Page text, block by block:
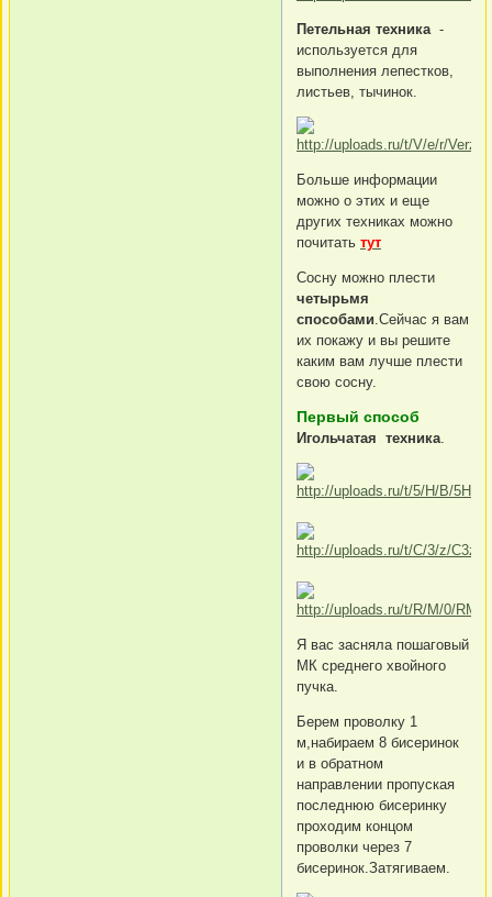
Петельная техника -
используется для
выполнения лепестков,
листьев, тычинок.
Больше информации
можно о этих и еще
других техниках можно
почитать тут
Сосну можно плести
четырьмя
способами .Сейчас я вам
их покажу и вы решите
каким вам лучше плести
свою сосну.
Первый способ
Игольчатая техника
Я вас засняла пошаговый
МК среднего хвойного
пучка.
Берем проволку 1
м,набираем 8 бисеринок
и в обратном
направлении пропуская
последнюю бисеринку
проходим концом
проволки через 7
бисеринок.Затягиваем.